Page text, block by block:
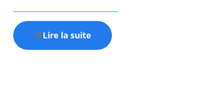
Lire la suite